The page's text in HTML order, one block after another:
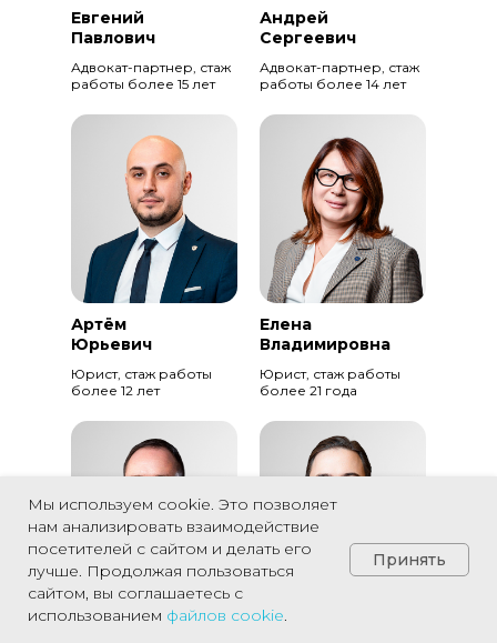
Евгений
Павлович
Адвокат-партнер, стаж
работы более 15 лет
Андрей
Сергеевич
Адвокат-партнер, стаж
работы более 14 лет
Артём
Юрьевич
Юрист, стаж работы
более 12 лет
Елена
Владимировна
Юрист, стаж работы
более 21 года
Мы используем cookie. Это позволяет
нам анализировать взаимодействие
посетителей с сайтом и делать его
лучше. Продолжая пользоваться
сайтом, вы соглашаетесь с
использованием файлов cookie.
Принять